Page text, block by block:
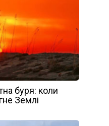
буря: коли
Землі